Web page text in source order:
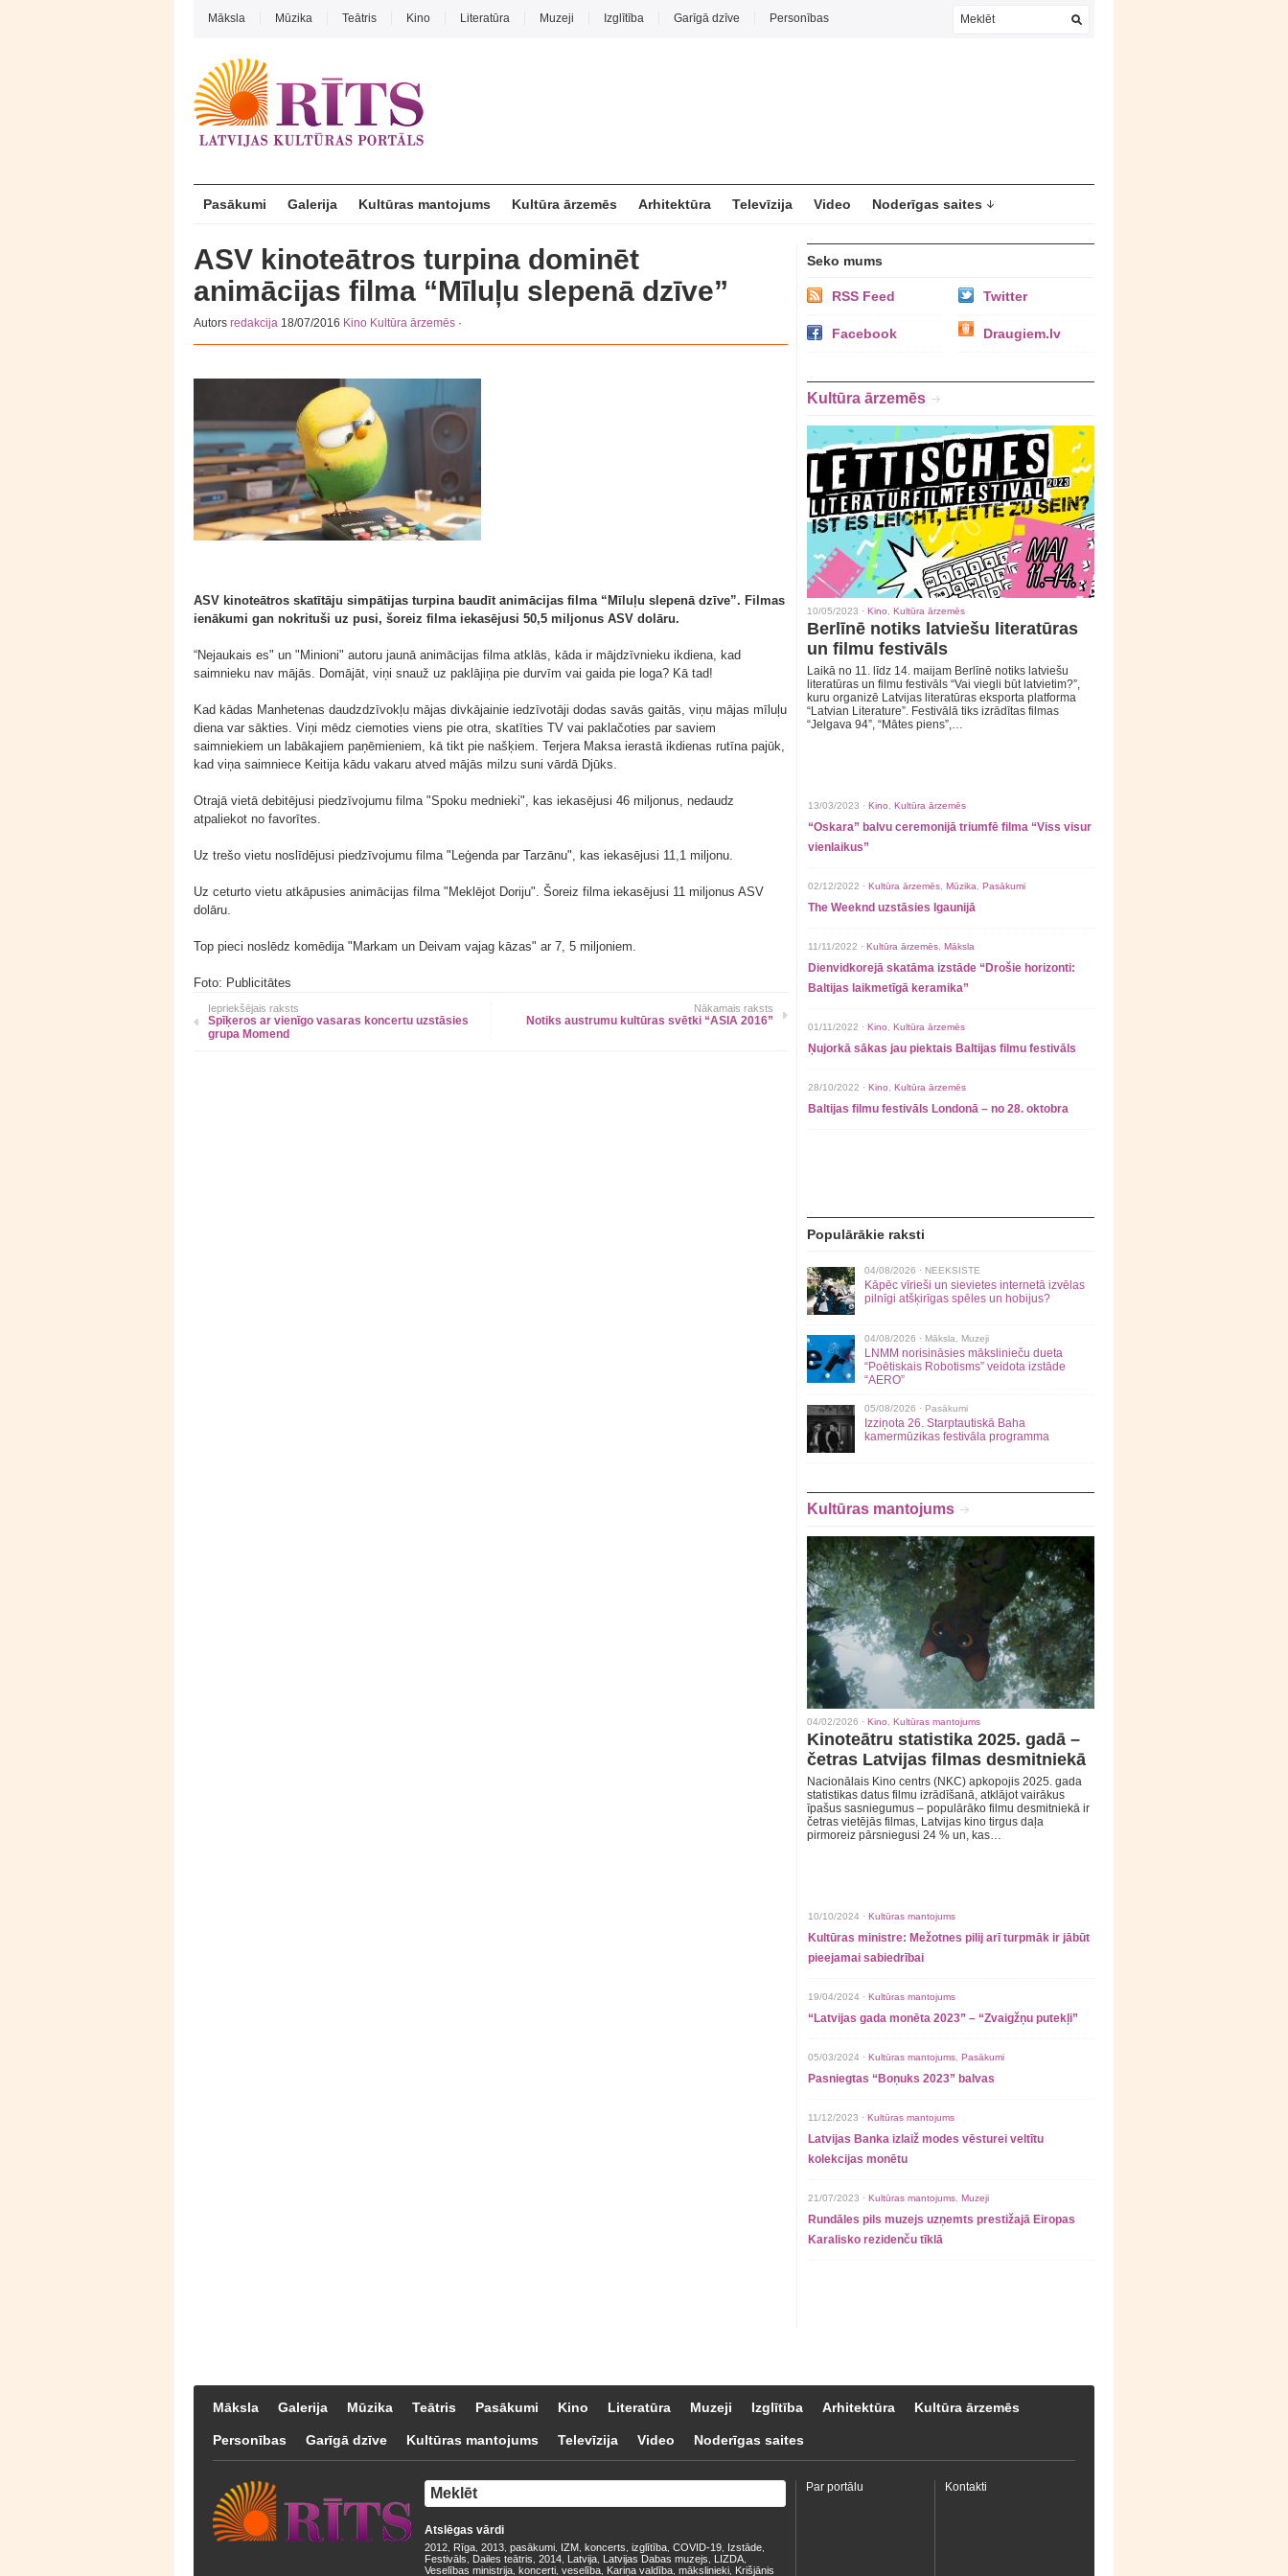
Māksla Mūzika Teātris Kino Literatūra Muzeji Izglītība Garīgā dzīve Personības
Pasākumi Galerija Kultūras mantojums Kultūra ārzemēs Arhitektūra Televīzija Video Noderīgas saites
ASV kinoteātros turpina dominēt
animācijas filma “Mīluļu slepenā dzīve”
Autors redakcija 18/07/2016 Kino Kultūra ārzemēs ·
ASV kinoteātros skatītāju simpātijas turpina baudīt animācijas filma “Mīluļu slepenā dzīve”. Filmas
ienākumi gan nokrituši uz pusi, šoreiz filma iekasējusi 50,5 miljonus ASV dolāru.
“Nejaukais es" un "Minioni" autoru jaunā animācijas filma atklās, kāda ir mājdzīvnieku ikdiena, kad
saimnieku nav mājās. Domājāt, viņi snauž uz paklājiņa pie durvīm vai gaida pie loga? Kā tad!
Kad kādas Manhetenas daudzdzīvokļu mājas divkājainie iedzīvotāji dodas savās gaitās, viņu mājas mīluļu
diena var sākties. Viņi mēdz ciemoties viens pie otra, skatīties TV vai paklačoties par saviem
saimniekiem un labākajiem paņēmieniem, kā tikt pie našķiem. Terjera Maksa ierastā ikdienas rutīna pajūk,
kad viņa saimniece Keitija kādu vakaru atved mājās milzu suni vārdā Djūks.
Otrajā vietā debitējusi piedzīvojumu filma "Spoku mednieki", kas iekasējusi 46 miljonus, nedaudz
atpaliekot no favorītes.
Uz trešo vietu noslīdējusi piedzīvojumu filma "Leģenda par Tarzānu", kas iekasējusi 11,1 miljonu.
Uz ceturto vietu atkāpusies animācijas filma "Meklējot Doriju". Šoreiz filma iekasējusi 11 miljonus ASV
dolāru.
Top pieci noslēdz komēdija "Markam un Deivam vajag kāzas" ar 7, 5 miljoniem.
Foto: Publicitātes
Iepriekšējais raksts
Spīķeros ar vienīgo vasaras koncertu uzstāsies
grupa Momend
Nākamais raksts
Notiks austrumu kultūras svētki “ASIA 2016”
Seko mums
RSS Feed Twitter
Facebook Draugiem.lv
Kultūra ārzemēs
10/05/2023 · Kino Kultūra ārzemēs
Berlīnē notiks latviešu literatūras
un filmu festivāls
Laikā no 11. līdz 14. maijam Berlīnē notiks latviešu
literatūras un filmu festivāls “Vai viegli būt latvietim?”,
kuru organizē Latvijas literatūras eksporta platforma
“Latvian Literature”. Festivālā tiks izrādītas filmas
“Jelgava 94”, “Mātes piens”,…
13/03/2023 · Kino Kultūra ārzemēs
“Oskara” balvu ceremonijā triumfē filma “Viss visur
vienlaikus”
02/12/2022 · Kultūra ārzemēs Mūzika Pasākumi
The Weeknd uzstāsies Igaunijā
11/11/2022 · Kultūra ārzemēs Māksla
Dienvidkorejā skatāma izstāde “Drošie horizonti:
Baltijas laikmetīgā keramika”
01/11/2022 · Kino Kultūra ārzemēs
Ņujorkā sākas jau piektais Baltijas filmu festivāls
28/10/2022 · Kino Kultūra ārzemēs
Baltijas filmu festivāls Londonā – no 28. oktobra
Populārākie raksti
04/08/2026 · NEEKSISTE
Kāpēc vīrieši un sievietes internetā izvēlas
pilnīgi atšķirīgas spēles un hobijus?
04/08/2026 · Māksla Muzeji
LNMM norisināsies mākslinieču dueta
“Poētiskais Robotisms” veidota izstāde
“AERO”
05/08/2026 · Pasākumi
Izziņota 26. Starptautiskā Baha
kamermūzikas festivāla programma
Kultūras mantojums
04/02/2026 · Kino Kultūras mantojums
Kinoteātru statistika 2025. gadā –
četras Latvijas filmas desmitniekā
Nacionālais Kino centrs (NKC) apkopojis 2025. gada
statistikas datus filmu izrādīšanā, atklājot vairākus
īpašus sasniegumus – populārāko filmu desmitniekā ir
četras vietējās filmas, Latvijas kino tirgus daļa
pirmoreiz pārsniegusi 24 % un, kas…
10/10/2024 · Kultūras mantojums
Kultūras ministre: Mežotnes pilij arī turpmāk ir jābūt
pieejamai sabiedrībai
19/04/2024 · Kultūras mantojums
“Latvijas gada monēta 2023” – “Zvaigžņu putekļi”
05/03/2024 · Kultūras mantojums Pasākumi
Pasniegtas “Boņuks 2023” balvas
11/12/2023 · Kultūras mantojums
Latvijas Banka izlaiž modes vēsturei veltītu
kolekcijas monētu
21/07/2023 · Kultūras mantojums Muzeji
Rundāles pils muzejs uzņemts prestižajā Eiropas
Karalisko rezidenču tīklā
Māksla Galerija Mūzika Teātris Pasākumi Kino Literatūra Muzeji Izglītība Arhitektūra Kultūra ārzemēs
Personības Garīgā dzīve Kultūras mantojums Televīzija Video Noderīgas saites
Atslēgas vārdi
2012 Rīga 2013 pasākumi IZM koncerts izglītība COVID-19 Izstāde
Festivāls Dailes teātris 2014 Latvija Latvijas Dabas muzejs LIZDA
Veselības ministrija koncerti veselība Kariņa valdība mākslinieki Krišjānis
Par portālu Kontakti